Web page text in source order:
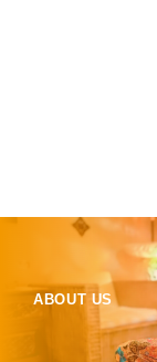
ABOUT US